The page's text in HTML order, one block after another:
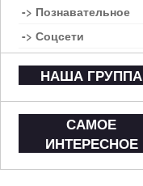
-> Познавательное
-> Соцсети
НАША ГРУППА
САМОЕ
ИНТЕРЕСНОЕ